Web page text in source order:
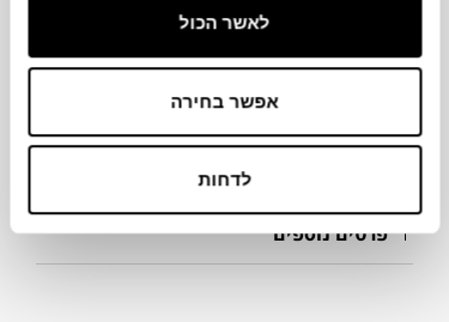
לאשר הכול
אפשר בחירה
לדחות
מיקום
פרטים נוספים